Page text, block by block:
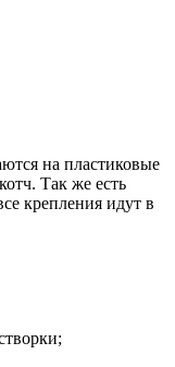
на пластиковые
Так же есть
крепления идут в